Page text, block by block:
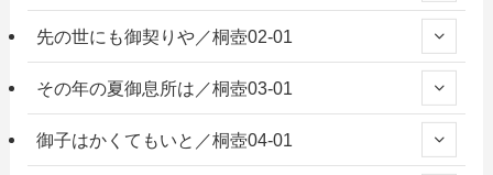
先の世にも御契りや／桐壺02-01
その年の夏御息所は／桐壺03-01
御子はかくてもいと／桐壺04-01